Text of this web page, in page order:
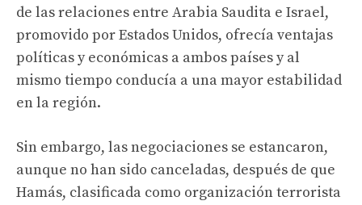
de las relaciones entre Arabia Saudita e Israel,
promovido por Estados Unidos, ofrecía ventajas
políticas y económicas a ambos países y al
mismo tiempo conducía a una mayor estabilidad
en la región.
Sin embargo, las negociaciones se estancaron,
aunque no han sido canceladas, después de que
Hamás, clasificada como organización terrorista